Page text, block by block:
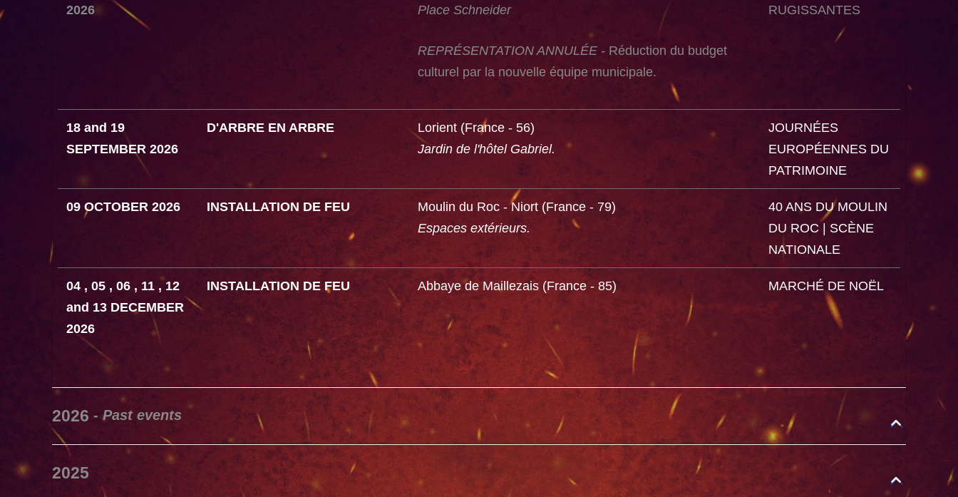
2026
Place Schneider
REPRÉSENTATION ANNULÉE - Réduction du budget
culturel par la nouvelle équipe municipale.
RUGISSANTES
18 and 19
SEPTEMBER 2026
D'ARBRE EN ARBRE
Lorient (France - 56)
Jardin de l'hôtel Gabriel.
JOURNÉES
EUROPÉENNES DU
PATRIMOINE
09 OCTOBER 2026 INSTALLATION DE FEU
Moulin du Roc - Niort (France - 79)
Espaces extérieurs.
40 ANS DU MOULIN
DU ROC | SCÈNE
NATIONALE
04 , 05 , 06 , 11 , 12
and 13 DECEMBER
2026
INSTALLATION DE FEU Abbaye de Maillezais (France - 85) MARCHÉ DE NOËL
2026 - Past events
2025